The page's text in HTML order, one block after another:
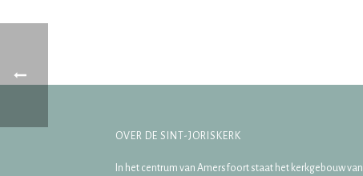
OVER DE SINT-JORISKERK
In het centrum van Amersfoort staat het kerkgebouw van